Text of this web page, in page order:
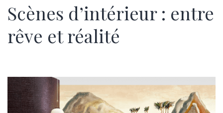
Scènes d’intérieur : entre
rêve et réalité